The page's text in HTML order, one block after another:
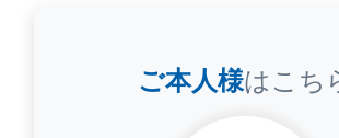
ご本人様はこち